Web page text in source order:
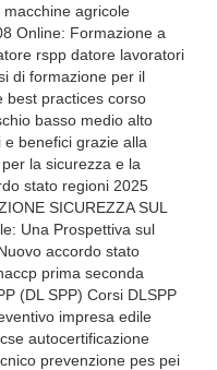
agricole
Online: Formazione a
rspp datore lavoratori
di formazione per il
best practices corso
basso medio alto
benefici grazie alla
la sicurezza e la
stato regioni 2025
SICUREZZA SUL
Una Prospettiva sul
accordo stato
prima seconda
(DL SPP) Corsi DLSPP
impresa edile
autocertificazione
prevenzione pes pei